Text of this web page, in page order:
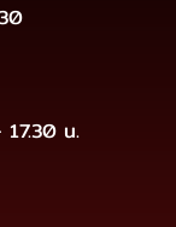
17.30 น.